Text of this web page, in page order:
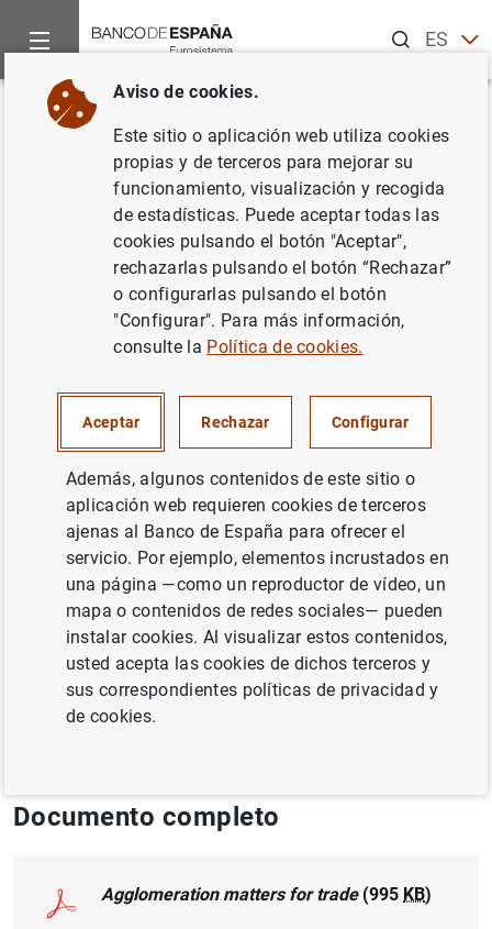
ESEN
Inicio Publicaciones
Volver
Agglomeration matters for trade
Serie: Documentos de Trabajo. 1316.
COMERCIO INTERNACIONAL
COMPETITIVIDAD
SOCIEDADES NO FINANCIERAS, EMPRESAS
MÉTODOS CUANTITATIVOS
Publicado en:Journal of Economic
Geography, Volume 18, Issue 3, 1 May 2018,
Pages 599–625.
Documento completo
Agglomeration matters for trade(995 KB)
Aviso de cookies.
Este sitio o aplicación web utiliza cookies
propias y de terceros para mejorar su
funcionamiento, visualización y recogida
de estadísticas. Puede aceptar todas las
cookies pulsando el botón "Aceptar",
rechazarlas pulsando el botón “Rechazar”
o configurarlas pulsando el botón
"Configurar". Para más información,
consulte la Política de cookies.
Aceptar Rechazar Configurar
Además, algunos contenidos de este sitio o
aplicación web requieren cookies de terceros
ajenas al Banco de España para ofrecer el
servicio. Por ejemplo, elementos incrustados en
una página —como un reproductor de vídeo, un
mapa o contenidos de redes sociales— pueden
instalar cookies. Al visualizar estos contenidos,
usted acepta las cookies de dichos terceros y
sus correspondientes políticas de privacidad y
de cookies.